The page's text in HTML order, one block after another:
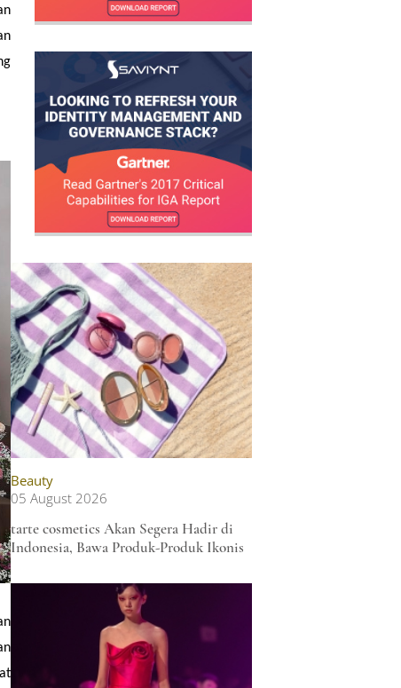
Beauty
05 August 2026
tarte cosmetics Akan Segera Hadir di
Indonesia, Bawa Produk-Produk Ikonis